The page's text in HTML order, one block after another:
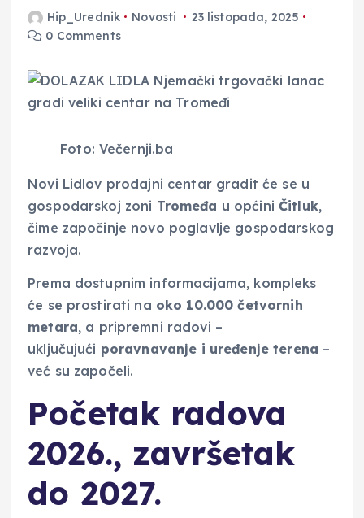
Hip_Urednik Novosti
23 listopada, 2025
0 Comments
Foto: Večernji.ba
Novi Lidlov prodajni centar gradit će se u
gospodarskoj zoni Tromeđa u općiniČitluk,
čime započinje novo poglavlje gospodarskog
razvoja.
Prema dostupnim informacijama, kompleks
će se prostirati na oko 10.000 četvornih
metara, a pripremni radovi –
uključujući poravnavanje i uređenje terena –
već su započeli.
Početak radova
2026., završetak
do 2027.